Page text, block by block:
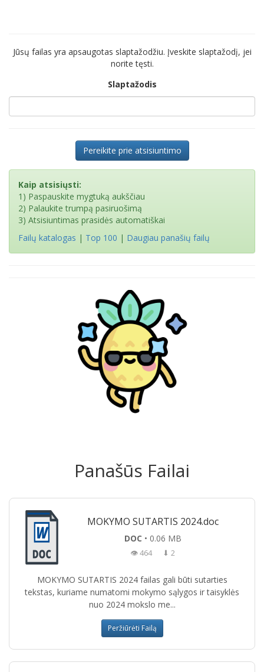
Jūsų failas yra apsaugotas slaptažodžiu. Įveskite slaptažodį, jei
norite tęsti.
Slaptažodis
Pereikite prie atsisiuntimo
Kaip atsisiųsti:
1) Paspauskite mygtuką aukščiau
2) Palaukite trumpą pasiruošimą
3) Atsisiuntimas prasidės automatiškai
Failų katalogas | Top 100 | Daugiau panašių failų
Panašūs Failai
MOKYMO SUTARTIS 2024.doc
DOC • 0.06 MB
👁 464 ⬇ 2
MOKYMO SUTARTIS 2024 failas gali būti sutarties
tekstas, kuriame numatomi mokymo sąlygos ir taisyklės
nuo 2024 mokslo me...
Peržiūrėti Failą